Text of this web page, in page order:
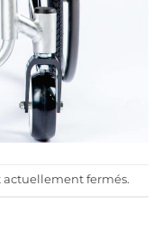
actuellement fermés.